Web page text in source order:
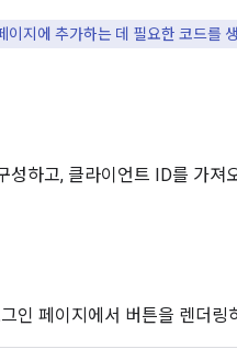
지에 추가하는 데 필요한 코드를
성하고, 클라이언트 ID를 가
인 페이지에서 버튼을 렌더